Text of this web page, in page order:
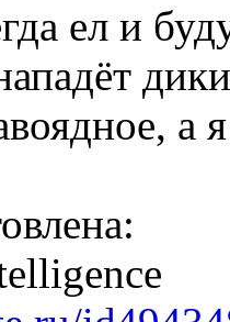
ел и
а